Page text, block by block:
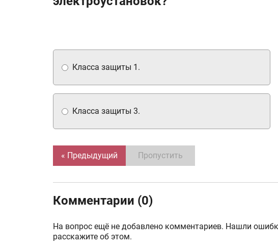
Класса защиты 1.
Класса защиты 3.
« Предыдущий Пропустить
Комментарии (0)
На вопрос ещё не добавлено комментариев. Нашли
расскажите об этом.